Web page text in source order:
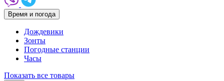
Время и погода
Дождевики
Зонты
Погодные станции
Часы
Показать все товары